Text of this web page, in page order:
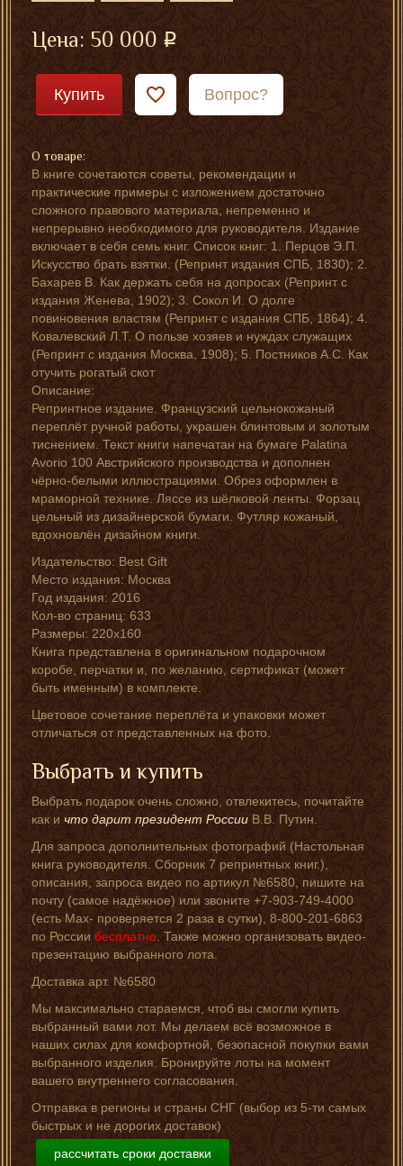
Цена:50 000
Купить Вопрос?
О товаре:
В книге сочетаются советы, рекомендации и
практические примеры с изложением достаточно
сложного правового материала, непременно и
непрерывно необходимого для руководителя. Издание
включает в себя семь книг. Список книг: 1. Перцов Э.П.
Искусство брать взятки. (Репринт издания СПБ, 1830); 2.
Бахарев В. Как держать себя на допросах (Репринт с
издания Женева, 1902); 3. Сокол И. О долге
повиновения властям (Репринт с издания СПБ, 1864); 4.
Ковалевский Л.Т. О пользе хозяев и нуждах служащих
(Репринт с издания Москва, 1908); 5. Постников А.С. Как
отучить рогатый скот
Описание:
Репринтное издание. Французский цельнокожаный
переплёт ручной работы, украшен блинтовым и золотым
тиснением. Текст книги напечатан на бумаге Palatina
Avorio 100 Австрийского производства и дополнен
чёрно-белыми иллюстрациями. Обрез оформлен в
мраморной технике. Ляссе из шёлковой ленты. Форзац
цельный из дизайнерской бумаги. Футляр кожаный,
вдохновлён дизайном книги.
Издательство: Best Gift
Место издания: Москва
Год издания: 2016
Кол-во страниц: 633
Размеры: 220х160
Книга представлена в оригинальном подарочном
коробе, перчатки и, по желанию, сертификат (может
быть именным) в комплекте.
Цветовое сочетание переплёта и упаковки может
отличаться от представленных на фото.
Выбрать и купить
Выбрать подарок очень сложно, отвлекитесь, почитайте
как ичто дарит президент РоссииВ.В. Путин.
Для запроса дополнительных фотографий (Настольная
книга руководителя. Сборник 7 репринтных книг.),
описания, запроса видео по артикул №6580, пишите на
почту (самое надёжное) или звоните +7-903-749-4000
(есть Мах- проверяется 2 раза в сутки), 8-800-201-6863
по Россиибесплатно. Также можно организовать видео-
презентацию выбранного лота.
Доставка арт. №6580
Мы максимально стараемся, чтоб вы смогли купить
выбранный вами лот. Мы делаем всё возможное в
наших силах для комфортной, безопасной покупки вами
выбранного изделия. Бронируйте лоты на момент
вашего внутреннего согласования.
Отправка в регионы и страны СНГ (выбор из 5-ти самых
быстрых и не дорогих доставок)
рассчитать сроки доставки